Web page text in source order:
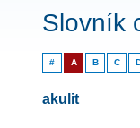
Slovník
# A B C
akulit